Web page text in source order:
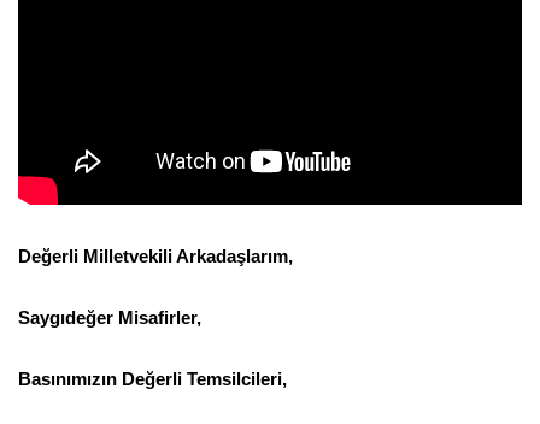
Değerli Milletvekili Arkadaşlarım,
Saygıdeğer Misafirler,
Basınımızın Değerli Temsilcileri,